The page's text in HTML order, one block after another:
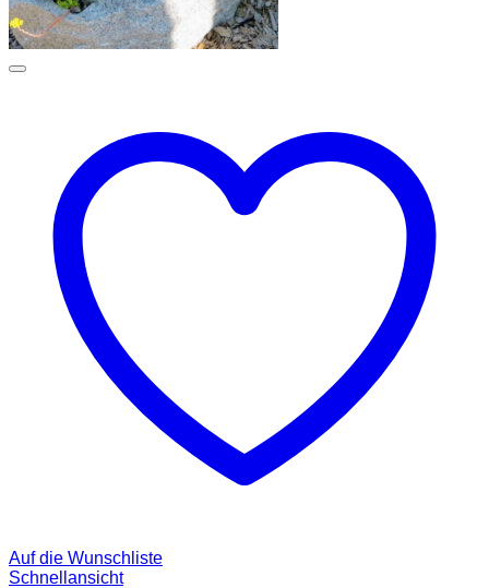
Auf die Wunschliste
Schnellansicht